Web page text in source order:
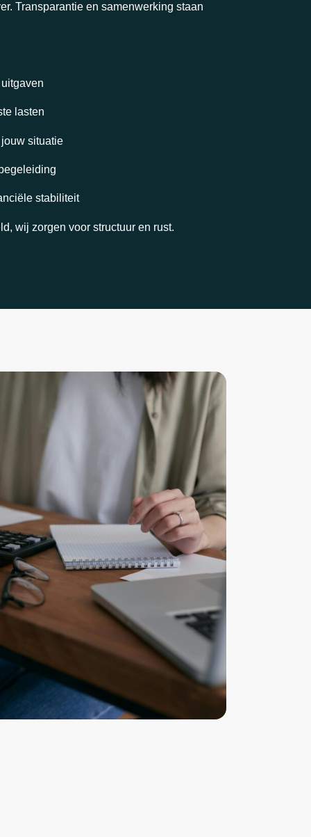
Transparantie en samenwerking staan
lasten
situatie
stabiliteit
wij zorgen voor structuur en rust.